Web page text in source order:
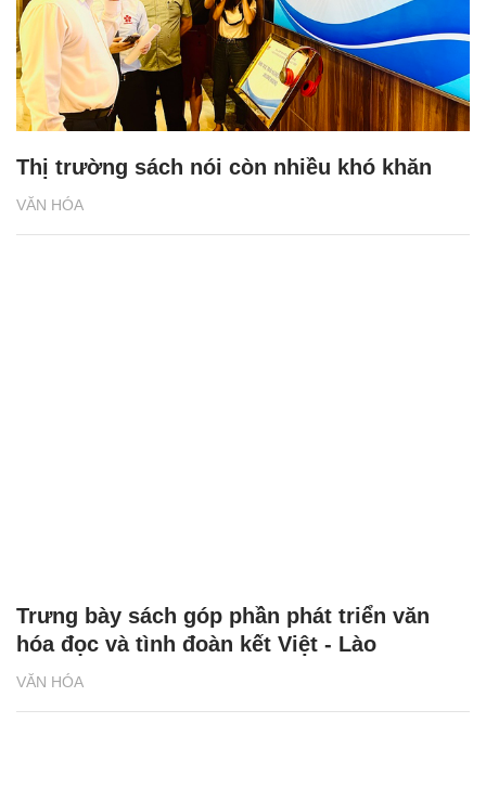
VĂN HÓA
Thị trường sách nói còn nhiều khó khăn
VĂN HÓA
Trưng bày sách góp phần phát triển văn
hóa đọc và tình đoàn kết Việt - Lào